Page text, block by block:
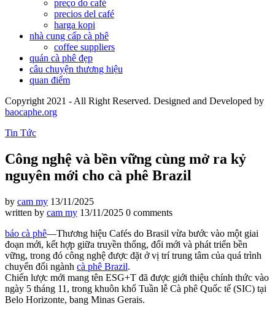
preço do café
precios del café
harga kopi
nhà cung cấp cà phê
coffee suppliers
quán cà phê đẹp
câu chuyện thương hiệu
quan điểm
Copyright 2021 - All Right Reserved. Designed and Developed by
baocaphe.org
Tin Tức
Công nghệ và bền vững cùng mở ra kỷ
nguyên mới cho cà phê Brazil
by cam my 13/11/2025
written by cam my 13/11/2025 0 comments
báo cà phê—Thương hiệu Cafés do Brasil vừa bước vào một giai
đoạn mới, kết hợp giữa truyền thống, đổi mới và phát triển bền
vững, trong đó công nghệ được đặt ở vị trí trung tâm của quá trình
chuyển đổi ngành cà phê Brazil.
Chiến lược mới mang tên ESG+T đã được giới thiệu chính thức vào
ngày 5 tháng 11, trong khuôn khổ Tuần lễ Cà phê Quốc tế (SIC) tại
Belo Horizonte, bang Minas Gerais.